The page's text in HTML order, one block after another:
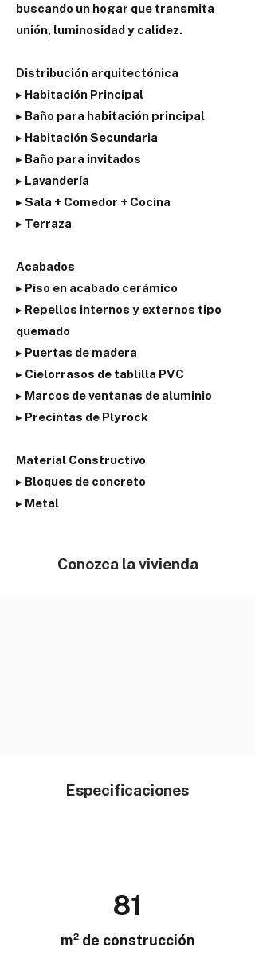
buscando un hogar que transmita
unión, luminosidad y calidez.
Distribución arquitectónica
▸ Habitación Principal
▸ Baño para habitación principal
▸ Habitación Secundaria
▸ Baño para invitados
▸ Lavandería
▸ Sala + Comedor + Cocina
▸ Terraza
Acabados
▸ Piso en acabado cerámico
▸ Repellos internos y externos tipo
quemado
▸ Puertas de madera
▸ Cielorrasos de tablilla PVC
▸ Marcos de ventanas de aluminio
▸ Precintas de Plyrock
Material Constructivo
▸ Bloques de concreto
▸ Metal
Conozca la vivienda
Especificaciones
81
m² de construcción